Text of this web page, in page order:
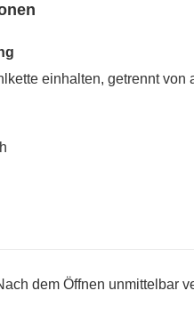
einhalten, getrennt
dem Öffnen unmittelbar